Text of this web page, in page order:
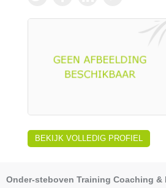
BEKIJK VOLLEDIG PROFIEL
Onder-steboven Training Coaching &